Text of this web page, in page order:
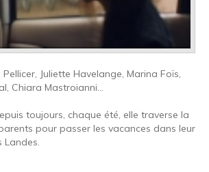
Juliette Havelange, Marina Foïs,
Chiara Mastroianni...
toujours, chaque été, elle traverse la
pour passer les vacances dans leur
Landes.